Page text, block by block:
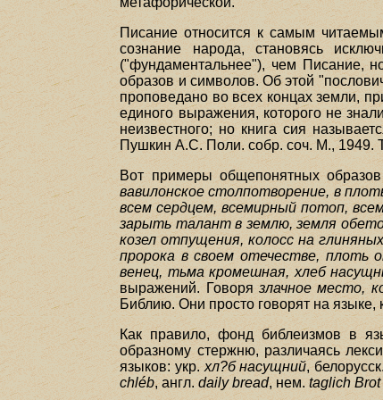
Писание относится к самым
сознание народа, становясь
("фундаментальнее"), чем Писание,
образов и символов. Об этой
проповедано во всех концах земли,
единого выражения, которого не
неизвестного; но книга сия
Пушкин А.С. Поли. собр. соч. М., 1949.
Вот примеры общепонятных
вавилонское столпотворение, в
всем сердцем, всемирный потоп,
зарыть талант в землю, земля
козел отпущения, колосс на
пророка в своем отечестве, плоть
венец, тьма кромешная, хлеб
выражений. Говорязлачное место,
Библию. Они просто говорят на
Как правило, фонд библеизмов в
образному стержню, различаясь
языков: укр. хл?б насущний, белорусск.
chléb, англ.daily bread, нем.taglich Brot